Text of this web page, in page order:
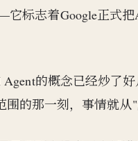
标志着Google正式
的概念已经炒了
的那一刻，事情就从